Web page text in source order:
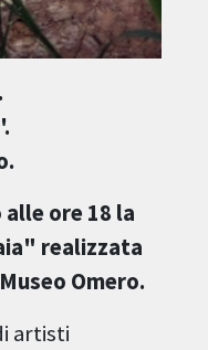
ore 18 la
realizzata
Omero.
artisti